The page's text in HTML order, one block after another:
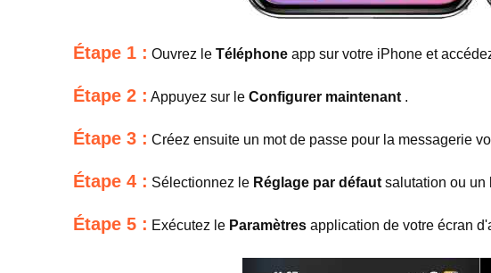
Étape 1 : Ouvrez le Téléphone app sur votre iPhone et
Étape 2 : Appuyez sur le Configurer maintenant .
Étape 3 : Créez ensuite un mot de passe pour la messagerie
Étape 4 : Sélectionnez le Réglage par défaut salutation ou un
Étape 5 : Exécutez le Paramètres application de votre écran